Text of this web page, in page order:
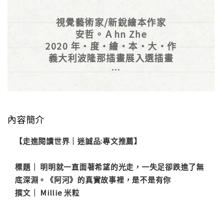
視覺藝術家/新銳繪本作家
安哲。Ａhn Zhe
2020 年・度・繪・本・大・作
義大利波隆那插畫展入選插畫
還記得河馬阿河嗎？
醞釀三年，
內容簡介
【走進閱讀世界｜迷誠品:專文推薦】
標題｜ 明明就一直面著希望的光走，一失足卻跌進了無
底深淵。《阿河》的真實故事裡，是不是有你
撰文｜ Millie 米粒